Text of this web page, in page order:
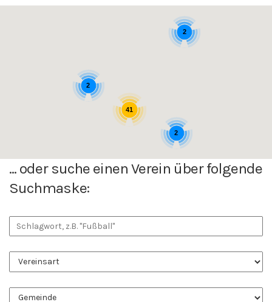
41
2
2
2
... oder suche einen Verein über folgende
Suchmaske: